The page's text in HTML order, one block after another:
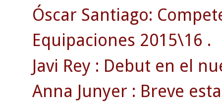
Óscar Santiago:
Equipaciones 2015\16 .
Javi Rey : Debut en el
Anna Junyer : Breve